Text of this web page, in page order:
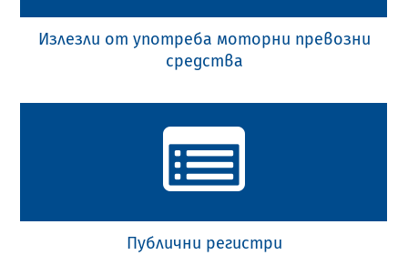
Излезли от употреба моторни превозни
средства
Публични регистри